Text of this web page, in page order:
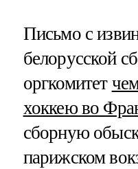
Письмо с
белорусской
оргкомитет
хоккею во
сборную
парижском